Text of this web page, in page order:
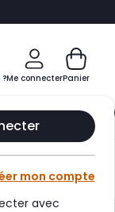
Me connecter
mon compte
avec
Panier